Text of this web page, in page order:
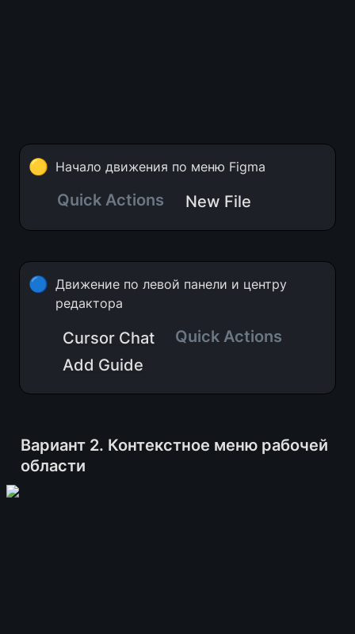
🟡 Начало движения по меню Figma
Quick Actions New File
🔵 Движение по левой панели и центру
редактора
Cursor Chat
Quick Actions
Add Guide
Вариант 2. Контекстное меню рабочей
области